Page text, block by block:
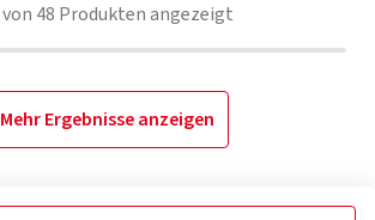
von 48 Produkten angezeigt
Mehr Ergebnisse anzeigen